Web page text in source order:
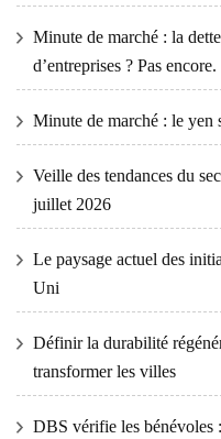
Minute de marché : la
d’entreprises ? Pas encore.
Minute de marché : le yen
Veille des tendances du
juillet 2026
Le paysage actuel des
Uni
Définir la durabilité
transformer les villes
DBS vérifie les bénévoles